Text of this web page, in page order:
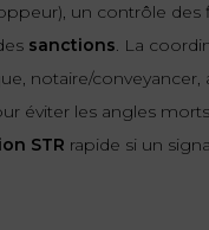
un contrôle des
sanctions. La
notaire/conveyancer,
éviter les angles
STR rapide si un